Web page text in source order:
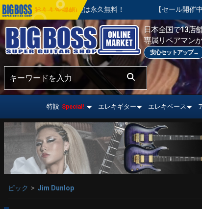
整は永久無料！ 【セール開催中】BIG SUMMER
おすすめ情報!
日本全国で13店
専属リペアマン
安心セットアップ→
特設 Special! エレキギター エレキベース
ピック Jim Dunlop